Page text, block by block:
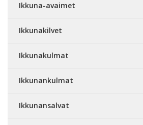
Ikkuna-avaimet
Ikkunakilvet
Ikkunakulmat
Ikkunankulmat
Ikkunansalvat